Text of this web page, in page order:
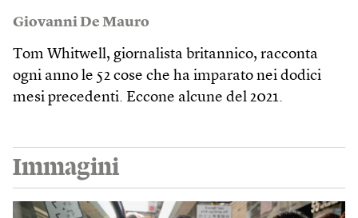
Giovanni De Mauro
Tom Whitwell, giornalista britannico, racconta
ogni anno le 52 cose che ha imparato nei dodici
mesi precedenti. Eccone alcune del 2021.
Immagini